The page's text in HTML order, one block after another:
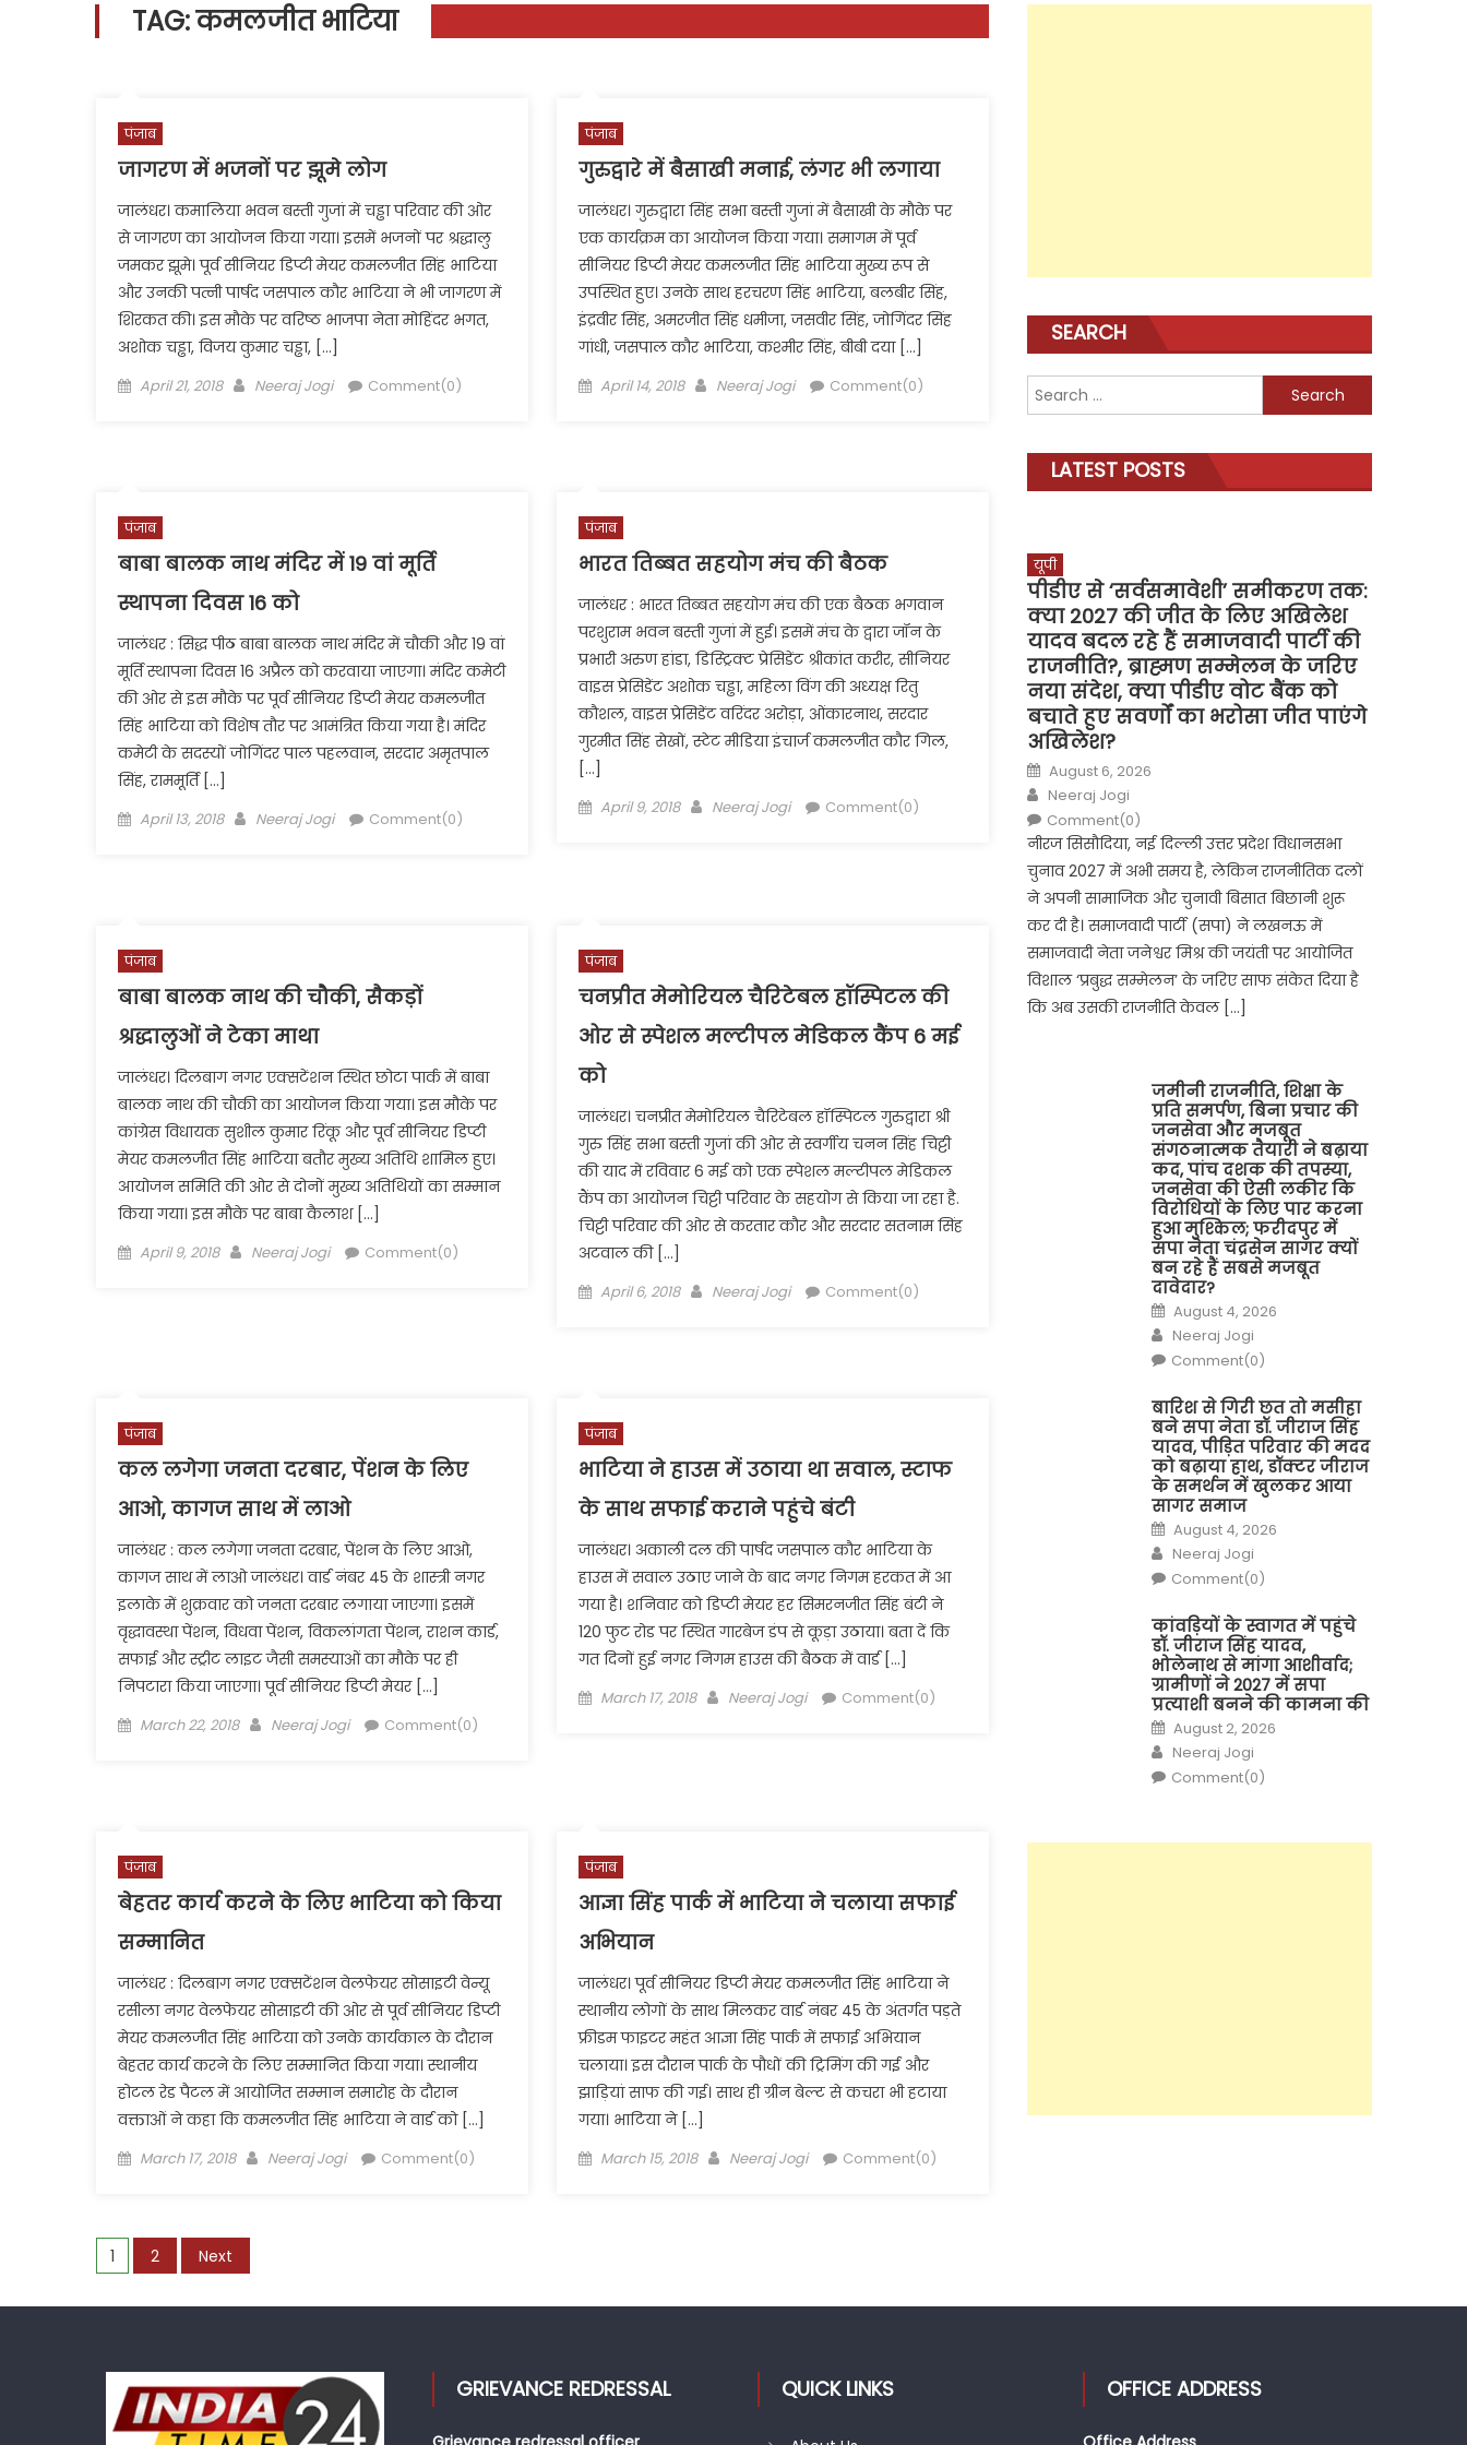
TAG:कमलजीत भाटिया
पंजाब
जागरण में भजनों पर झूमे लोग
जालंधर। कमालिया भवन बस्ती गुजां में चड्ढा परिवार की ओर
से जागरण का आयोजन किया गया। इसमें भजनों पर श्रद्धालु
जमकर झूमे। पूर्व सीनियर डिप्टी मेयर कमलजीत सिंह भाटिया
और उनकी पत्नी पार्षद जसपाल कौर भाटिया ने भी जागरण में
शिरकत की। इस मौके पर वरिष्ठ भाजपा नेता मोहिंदर भगत,
अशोक चड्ढा, विजय कुमार चड्ढा, […]
Posted
April 21, 2018 Author
Neeraj Jogi Comment(0)
पंजाब
गुरुद्वारे में बैसाखी मनाई, लंगर भी लगाया
जालंधर। गुरुद्वारा सिंह सभा बस्ती गुजां में बैसाखी के मौके पर
एक कार्यक्रम का आयोजन किया गया। समागम में पूर्व
सीनियर डिप्टी मेयर कमलजीत सिंह भाटिया मुख्य रूप से
उपस्थित हुए। उनके साथ हरचरण सिंह भाटिया, बलबीर सिंह,
इंद्रवीर सिंह, अमरजीत सिंह धमीजा, जसवीर सिंह, जोगिंदर सिंह
गांधी, जसपाल कौर भाटिया, कश्मीर सिंह, बीबी दया […]
Posted
April 14, 2018 Author
Neeraj Jogi Comment(0)
पंजाब
बाबा बालक नाथ मंदिर में 19 वां मूर्ति
स्थापना दिवस 16 को
जालंधर : सिद्ध पीठ बाबा बालक नाथ मंदिर में चौकी और 19 वां
मूर्ति स्थापना दिवस 16 अप्रैल को करवाया जाएगा। मंदिर कमेटी
की ओर से इस मौके पर पूर्व सीनियर डिप्टी मेयर कमलजीत
सिंह भाटिया को विशेष तौर पर आमंत्रित किया गया है। मंदिर
कमेटी के सदस्यों जोगिंदर पाल पहलवान, सरदार अमृतपाल
सिंह, राममूर्ति […]
Posted
April 13, 2018 Author
Neeraj Jogi Comment(0)
पंजाब
भारत तिब्बत सहयोग मंच की बैठक
जालंधर : भारत तिब्बत सहयोग मंच की एक बैठक भगवान
परशुराम भवन बस्ती गुजां में हुई। इसमें मंच के द्वारा जॉन के
प्रभारी अरुण हांडा, डिस्ट्रिक्ट प्रेसिडेंट श्रीकांत करीर, सीनियर
वाइस प्रेसिडेंट अशोक चड्ढा, महिला विंग की अध्यक्ष रितु
कौशल, वाइस प्रेसिडेंट वरिंदर अरोड़ा, ओंकारनाथ, सरदार
गुरमीत सिंह सेखों, स्टेट मीडिया इंचार्ज कमलजीत कौर गिल,
[…]
Posted
April 9, 2018 Author
Neeraj Jogi Comment(0)
पंजाब
बाबा बालक नाथ की चौकी, सैकड़ों
श्रद्धालुओं ने टेका माथा
जालंधर। दिलबाग नगर एक्सटेंशन स्थित छोटा पार्क में बाबा
बालक नाथ की चौकी का आयोजन किया गया। इस मौके पर
कांग्रेस विधायक सुशील कुमार रिंकू और पूर्व सीनियर डिप्टी
मेयर कमलजीत सिंह भाटिया बतौर मुख्य अतिथि शामिल हुए।
आयोजन समिति की ओर से दोनों मुख्य अतिथियों का सम्मान
किया गया। इस मौके पर बाबा कैलाश […]
Posted
April 9, 2018 Author
Neeraj Jogi Comment(0)
पंजाब
चनप्रीत मेमोरियल चैरिटेबल हॉस्पिटल की
ओर से स्पेशल मल्टीपल मेडिकल कैंप 6 मई
को
जालंधर। चनप्रीत मेमोरियल चैरिटेबल हॉस्पिटल गुरुद्वारा श्री
गुरु सिंह सभा बस्ती गुजां की ओर से स्वर्गीय चनन सिंह चिट्टी
की याद में रविवार 6 मई को एक स्पेशल मल्टीपल मेडिकल
कैंप का आयोजन चिट्टी परिवार के सहयोग से किया जा रहा है.
चिट्टी परिवार की ओर से करतार कौर और सरदार सतनाम सिंह
अटवाल की […]
Posted
April 6, 2018 Author
Neeraj Jogi Comment(0)
पंजाब
कल लगेगा जनता दरबार, पेंशन के लिए
आओ, कागज साथ में लाओ
जालंधर : कल लगेगा जनता दरबार, पेंशन के लिए आओ,
कागज साथ में लाओ जालंधर। वार्ड नंबर 45 के शास्त्री नगर
इलाके में शुक्रवार को जनता दरबार लगाया जाएगा। इसमें
वृद्धावस्था पेंशन, विधवा पेंशन, विकलांगता पेंशन, राशन कार्ड,
सफाई और स्ट्रीट लाइट जैसी समस्याओं का मौके पर ही
निपटारा किया जाएगा। पूर्व सीनियर डिप्टी मेयर […]
Posted
March 22, 2018 Author
Neeraj Jogi Comment(0)
पंजाब
भाटिया ने हाउस में उठाया था सवाल, स्टाफ
के साथ सफाई कराने पहुंचे बंटी
जालंधर। अकाली दल की पार्षद जसपाल कौर भाटिया के
हाउस में सवाल उठाए जाने के बाद नगर निगम हरकत में आ
गया है। शनिवार को डिप्टी मेयर हर सिमरनजीत सिंह बंटी ने
120 फुट रोड पर स्थित गारबेज डंप से कूड़ा उठाया। बता दें कि
गत दिनों हुई नगर निगम हाउस की बैठक में वार्ड […]
Posted
March 17, 2018 Author
Neeraj Jogi Comment(0)
पंजाब
बेहतर कार्य करने के लिए भाटिया को किया
सम्मानित
जालंधर : दिलबाग नगर एक्सटेंशन वेलफेयर सोसाइटी वेन्यू
रसीला नगर वेलफेयर सोसाइटी की ओर से पूर्व सीनियर डिप्टी
मेयर कमलजीत सिंह भाटिया को उनके कार्यकाल के दौरान
बेहतर कार्य करने के लिए सम्मानित किया गया। स्थानीय
होटल रेड पैटल में आयोजित सम्मान समारोह के दौरान
वक्ताओं ने कहा कि कमलजीत सिंह भाटिया ने वार्ड को […]
Posted
March 17, 2018 Author
Neeraj Jogi Comment(0)
पंजाब
आज्ञा सिंह पार्क में भाटिया ने चलाया सफाई
अभियान
जालंधर। पूर्व सीनियर डिप्टी मेयर कमलजीत सिंह भाटिया ने
स्थानीय लोगों के साथ मिलकर वार्ड नंबर 45 के अंतर्गत पड़ते
फ्रीडम फाइटर महंत आज्ञा सिंह पार्क में सफाई अभियान
चलाया। इस दौरान पार्क के पौधों की ट्रिमिंग की गई और
झाड़ियां साफ की गई। साथ ही ग्रीन बेल्ट से कचरा भी हटाया
गया। भाटिया ने […]
Posted
March 15, 2018 Author
Neeraj Jogi Comment(0)
Posts
pagination
1 2 Next
SEARCH
Search
for:
LATEST POSTS
यूपी
पीडीए से ‘सर्वसमावेशी’ समीकरण तक:
क्या 2027 की जीत के लिए अखिलेश
यादव बदल रहे हैं समाजवादी पार्टी की
राजनीति?, ब्राह्मण सम्मेलन के जरिए
नया संदेश, क्या पीडीए वोट बैंक को
बचाते हुए सवर्णों का भरोसा जीत पाएंगे
अखिलेश?
Posted
on
August 6, 2026
Author
Neeraj Jogi
Comment(0)
नीरज सिसौदिया, नई दिल्ली उत्तर प्रदेश विधानसभा
चुनाव 2027 में अभी समय है, लेकिन राजनीतिक दलों
ने अपनी सामाजिक और चुनावी बिसात बिछानी शुरू
कर दी है। समाजवादी पार्टी (सपा) ने लखनऊ में
समाजवादी नेता जनेश्वर मिश्र की जयंती पर आयोजित
विशाल ‘प्रबुद्ध सम्मेलन’ के जरिए साफ संकेत दिया है
कि अब उसकी राजनीति केवल […]
जमीनी राजनीति, शिक्षा के
प्रति समर्पण, बिना प्रचार की
जनसेवा और मजबूत
संगठनात्मक तैयारी ने बढ़ाया
कद, पांच दशक की तपस्या,
जनसेवा की ऐसी लकीर कि
विरोधियों के लिए पार करना
हुआ मुश्किल; फरीदपुर में
सपा नेता चंद्रसेन सागर क्यों
बन रहे हैं सबसे मजबूत
दावेदार?
Posted
on
August 4, 2026
Author
Neeraj Jogi
Comment(0)
बारिश से गिरी छत तो मसीहा
बने सपा नेता डॉ. जीराज सिंह
यादव, पीड़ित परिवार की मदद
को बढ़ाया हाथ, डॉक्टर जीराज
के समर्थन में खुलकर आया
सागर समाज
Posted
on
August 4, 2026
Author
Neeraj Jogi
Comment(0)
कांवड़ियों के स्वागत में पहुंचे
डॉ. जीराज सिंह यादव,
भोलेनाथ से मांगा आशीर्वाद;
ग्रामीणों ने 2027 में सपा
प्रत्याशी बनने की कामना की
Posted
on
August 2, 2026
Author
Neeraj Jogi
Comment(0)
GRIEVANCE REDRESSAL QUICK LINKS OFFICE ADDRESS